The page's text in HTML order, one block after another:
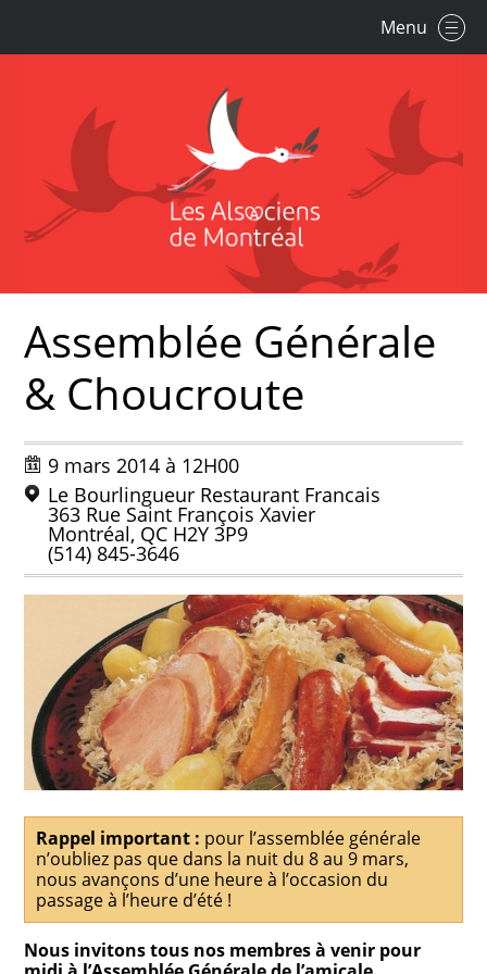
Menu
Assemblée Générale
& Choucroute
9 mars 2014 à 12H00
Le Bourlingueur Restaurant Francais
363 Rue Saint François Xavier
Montréal, QC H2Y 3P9
(514) 845-3646
Rappel important : pour l’assemblée générale
n’oubliez pas que dans la nuit du 8 au 9 mars,
nous avançons d’une heure à l’occasion du
passage à l’heure d’été !
Nous invitons tous nos membres à venir pour